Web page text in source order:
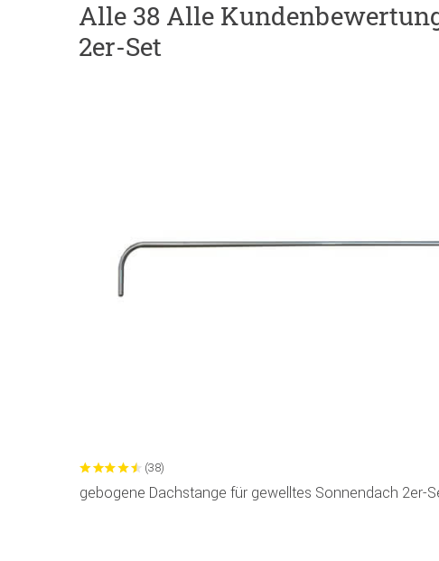
Alle 38 Alle
2er-Set
(38)
gebogene Dachstange für gewelltes Sonnendach 2er-